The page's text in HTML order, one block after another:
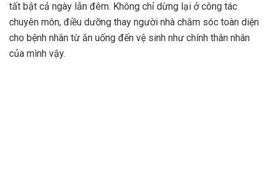
tất bật cả ngày lẫn đêm. Không chỉ dừng lại ở công tác
chuyên môn, điều dưỡng thay người nhà chăm sóc toàn diện
cho bệnh nhân từ ăn uống đến vệ sinh như chính thân nhân
của mình vậy.